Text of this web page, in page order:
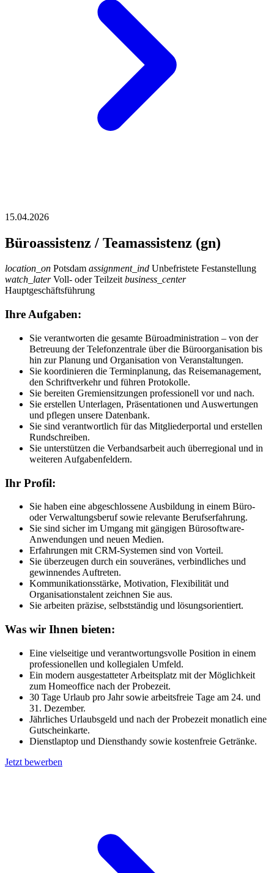
15.04.2026
Büroassistenz / Teamassistenz (gn)
location_on Potsdam assignment_ind Unbefristete Festanstellung
watch_laterVoll- oder Teilzeitbusiness_center
Hauptgeschäftsführung
Ihre Aufgaben:
Sie verantworten die gesamte Büroadministration – von der
Betreuung der Telefonzentrale über die Büroorganisation bis
hin zur Planung und Organisation von Veranstaltungen.
Sie koordinieren die Terminplanung, das Reisemanagement,
den Schriftverkehr und führen Protokolle.
Sie bereiten Gremiensitzungen professionell vor und nach.
Sie erstellen Unterlagen, Präsentationen und Auswertungen
und pflegen unsere Datenbank.
Sie sind verantwortlich für das Mitgliederportal und erstellen
Rundschreiben.
Sie unterstützen die Verbandsarbeit auch überregional und in
weiteren Aufgabenfeldern.
Ihr Profil:
Sie haben eine abgeschlossene Ausbildung in einem Büro-
oder Verwaltungsberuf sowie relevante Berufserfahrung.
Sie sind sicher im Umgang mit gängigen Bürosoftware-
Anwendungen und neuen Medien.
Erfahrungen mit CRM-Systemen sind von Vorteil.
Sie überzeugen durch ein souveränes, verbindliches und
gewinnendes Auftreten.
Kommunikationsstärke, Motivation, Flexibilität und
Organisationstalent zeichnen Sie aus.
Sie arbeiten präzise, selbstständig und lösungsorientiert.
Was wir Ihnen bieten:
Eine vielseitige und verantwortungsvolle Position in einem
professionellen und kollegialen Umfeld.
Ein modern ausgestatteter Arbeitsplatz mit der Möglichkeit
zum Homeoffice nach der Probezeit.
30 Tage Urlaub pro Jahr sowie arbeitsfreie Tage am 24. und
31. Dezember.
Jährliches Urlaubsgeld und nach der Probezeit monatlich eine
Gutscheinkarte.
Dienstlaptop und Diensthandy sowie kostenfreie Getränke.
Jetzt bewerben